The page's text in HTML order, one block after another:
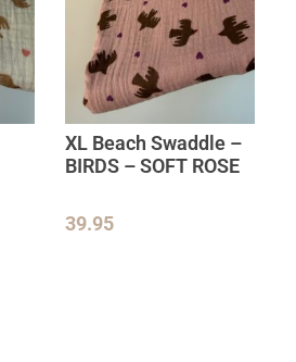
XL Beach Swaddle –
BIRDS – SOFT ROSE
39.95